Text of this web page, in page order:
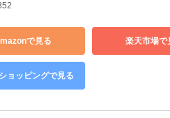
で見る 楽天市場で
ョッピングで見る